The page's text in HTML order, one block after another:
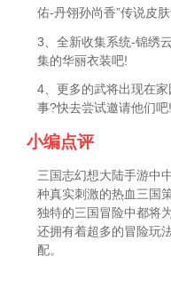
佑-丹翎孙尚香”传说皮
3、全新收集系统-锦绣
集的华丽衣装吧!
4、更多的武将出现在
事?快去尝试邀请他们吧!
小编点评
三国志幻想大陆手游中
种真实刺激的热血三国
独特的三国冒险中都将
还拥有着超多的冒险玩
配。